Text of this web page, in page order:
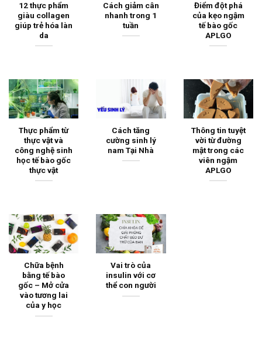
12 thực phẩm
giàu collagen
giúp trẻ hóa làn
da
Cách giảm cân
nhanh trong 1
tuần
Điểm đột phá
của kẹo ngậm
tế bào gốc
APLGO
Thực phẩm từ
thực vật và
công nghệ sinh
học tế bào gốc
thực vật
Cách tăng
cường sinh lý
nam Tại Nhà
Thông tin tuyệt
vời từ đường
mật trong các
viên ngậm
APLGO
Chữa bệnh
bằng tế bào
gốc – Mở cửa
vào tương lai
của y học
Vai trò của
insulin với cơ
thể con người